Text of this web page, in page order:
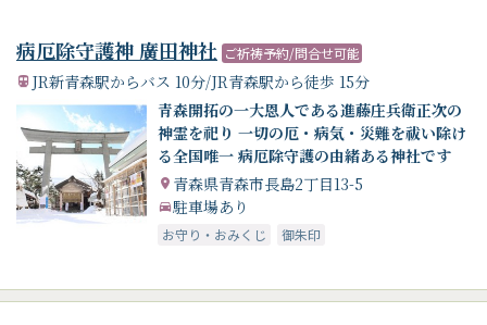
病厄除守護神 廣田神社 ご祈祷予約/問合せ可能
JR新青森駅からバス 10分/JR青森駅から徒歩 15分
青森開拓の一大恩人である進藤庄兵衛正次の
神霊を祀り 一切の厄・病気・災難を祓い除け
る全国唯一 病厄除守護の由緒ある神社です
青森県青森市長島2丁目13-5
駐車場あり
お守り・おみくじ 御朱印